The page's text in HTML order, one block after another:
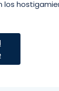
los